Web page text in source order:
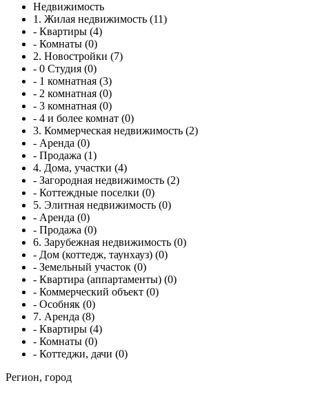
Недвижимость
1. Жилая недвижимость (11)
- Квартиры (4)
- Комнаты (0)
2. Новостройки (7)
- 0 Студия (0)
- 1 комнатная (3)
- 2 комнатная (0)
- 3 комнатная (0)
- 4 и более комнат (0)
3. Коммерческая недвижимость (2)
- Аренда (0)
- Продажа (1)
4. Дома, участки (4)
- Загородная недвижимость (2)
- Коттеждные поселки (0)
5. Элитная недвижимость (0)
- Аренда (0)
- Продажа (0)
6. Зарубежная недвижимость (0)
- Дом (коттедж, таунхауз) (0)
- Земельный участок (0)
- Квартира (аппартаменты) (0)
- Коммерческий объект (0)
- Особняк (0)
7. Аренда (8)
- Квартиры (4)
- Комнаты (0)
- Коттеджи, дачи (0)
Регион, город